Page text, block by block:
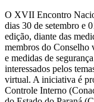
O XVII Encontro
dias 30 de setembro e
edição, diante das
membros do Conselho
e medidas de
interessados pelos
virtual. A iniciativa é
Controle Interno